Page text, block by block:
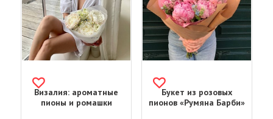
Визалия: ароматные
пионы и ромашки
Букет из розовых
пионов «Румяна Барби»